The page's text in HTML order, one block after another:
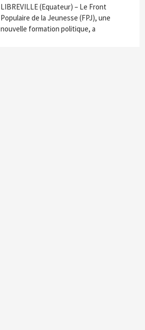
LIBREVILLE (Equateur) – Le Front
Populaire de la Jeunesse (FPJ), une
nouvelle formation politique, a